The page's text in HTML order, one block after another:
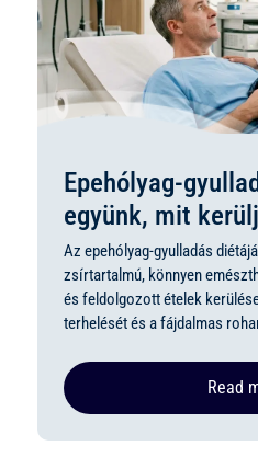
Epehólyag-
együnk, mit
Az epehólyag-gyulladás
zsírtartalmú, könnyen
és feldolgozott ételek
terhelését és a fájdalmas
Read